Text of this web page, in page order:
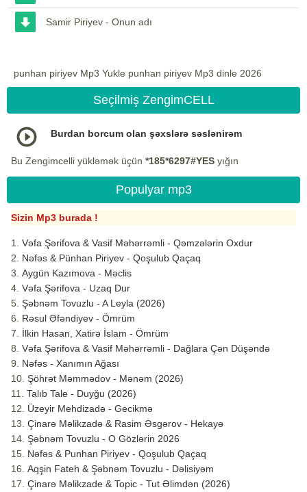
Samir Piriyev - Onun adı
punhan piriyev Mp3 Yukle punhan piriyev Mp3 dinle 2026
Seçilmiş ZengimCELL
Burdan borcum olan şəxslərə səslənirəm
Bu Zengimcelli yükləmək üçün *185*6297#YES yığın
Populyar mp3
Sizin Mp3 burada !
Vəfa Şərifova & Vasif Məhərrəmli - Qəmzələrin Oxdur
Nəfəs & Pünhan Piriyev - Qoşulub Qaçaq
Aygün Kazımova - Məclis
Vəfa Şərifova - Uzaq Dur
Şəbnəm Tovuzlu - A Leyla (2026)
Rəsul Əfəndiyev - Ömrüm
İlkin Hasan, Xatirə İslam - Ömrüm
Vəfa Şərifova & Vasif Məhərrəmli - Dağlara Çən Düşəndə
Nəfəs - Xanımın Ağası
Şöhrət Məmmədov - Mənəm (2026)
Talıb Tale - Duyğu (2026)
Üzeyir Mehdizadə - Gecikmə
Çinarə Məlikzadə & Rasim Əsgərov - Hekayə
Şəbnəm Tovuzlu - O Gözlərin 2026
Nəfəs & Punhan Piriyev - Qoşulub Qaçaq
Aqşin Fateh & Şəbnəm Tovuzlu - Dəlisiyəm
Çinarə Məlikzade & Topic - Tut Əlimdən (2026)